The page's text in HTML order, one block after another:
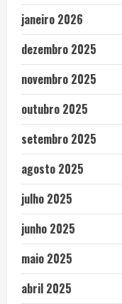
janeiro 2026
dezembro 2025
novembro 2025
outubro 2025
setembro 2025
agosto 2025
julho 2025
junho 2025
maio 2025
abril 2025